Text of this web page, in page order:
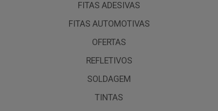
FITAS ADESIVAS
FITAS AUTOMOTIVAS
OFERTAS
REFLETIVOS
SOLDAGEM
TINTAS